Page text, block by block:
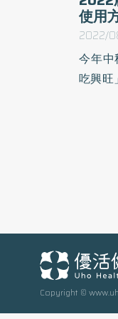
使用
2022/
今年
吃興旺
Copyright ©